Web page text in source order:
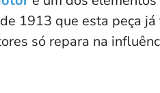
1913 que esta peça
só repara na